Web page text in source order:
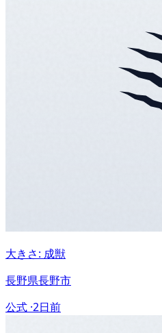
大きさ: 成獣
長野県長野市
公式 ·2日前